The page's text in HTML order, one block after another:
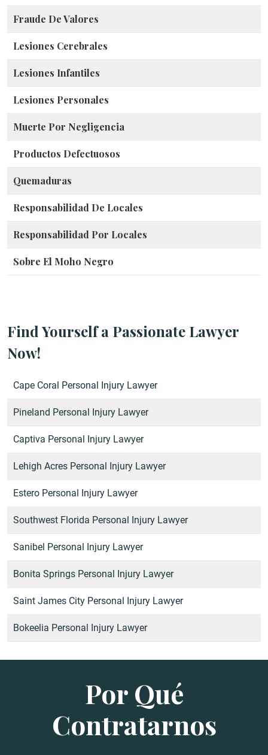
Fraude De Valores
Lesiones Cerebrales
Lesiones Infantiles
Lesiones Personales
Muerte Por Negligencia
Productos Defectuosos
Quemaduras
Responsabilidad De Locales
Responsabilidad Por Locales
Sobre El Moho Negro
Find Yourself a Passionate Lawyer
Now!
Cape Coral Personal Injury Lawyer
Pineland Personal Injury Lawyer
Captiva Personal Injury Lawyer
Lehigh Acres Personal Injury Lawyer
Estero Personal Injury Lawyer
Southwest Florida Personal Injury Lawyer
Sanibel Personal Injury Lawyer
Bonita Springs Personal Injury Lawyer
Saint James City Personal Injury Lawyer
Bokeelia Personal Injury Lawyer
Por Qué
Contratarnos